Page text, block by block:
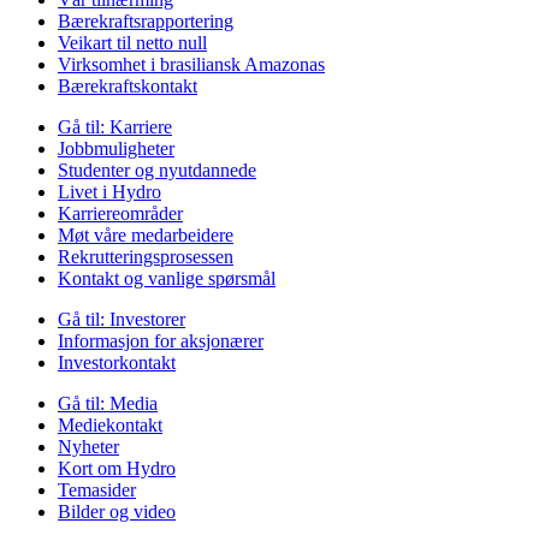
Bærekraftsrapportering
Veikart til netto null
Virksomhet i brasiliansk Amazonas
Bærekraftskontakt
Gå til: Karriere
Jobbmuligheter
Studenter og nyutdannede
Livet i Hydro
Karriereområder
Møt våre medarbeidere
Rekrutteringsprosessen
Kontakt og vanlige spørsmål
Gå til: Investorer
Informasjon for aksjonærer
Investorkontakt
Gå til: Media
Mediekontakt
Nyheter
Kort om Hydro
Temasider
Bilder og video